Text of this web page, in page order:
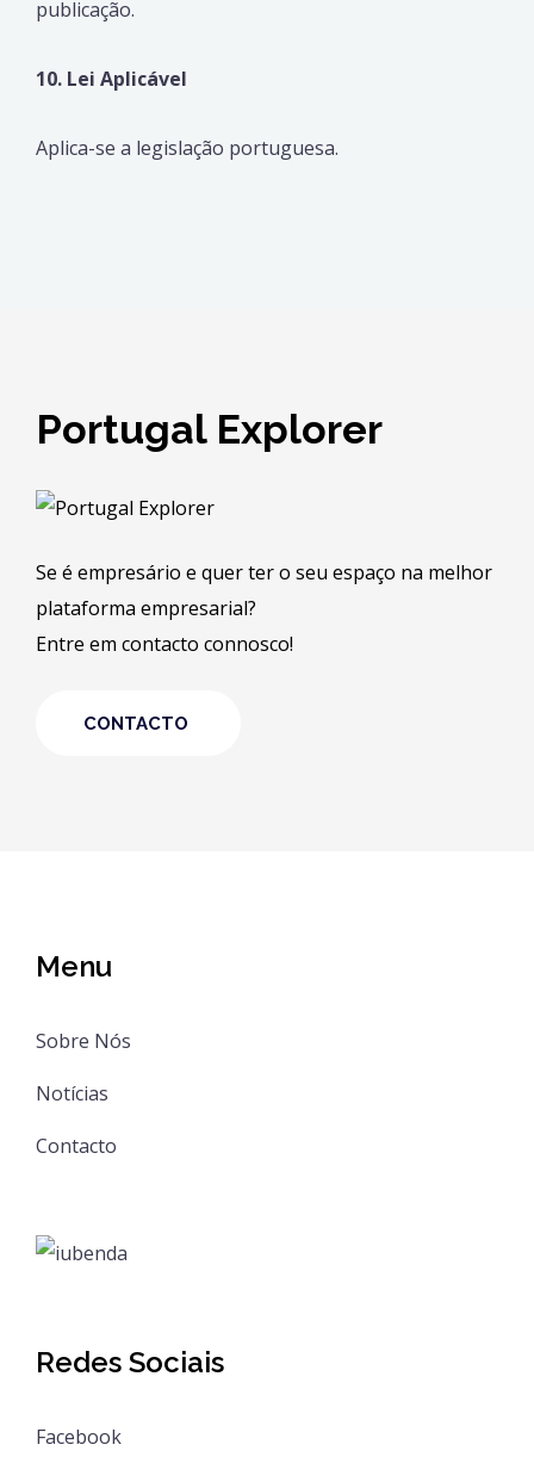
publicação.
10. Lei Aplicável
Aplica-se a legislação portuguesa.
Menu
Sobre Nós
Notícias
Contacto
Redes Sociais
Facebook
Portugal Explorer
Se é empresário e quer ter o seu espaço na melhor
plataforma empresarial?
Entre em contacto connosco!
CONTACTO